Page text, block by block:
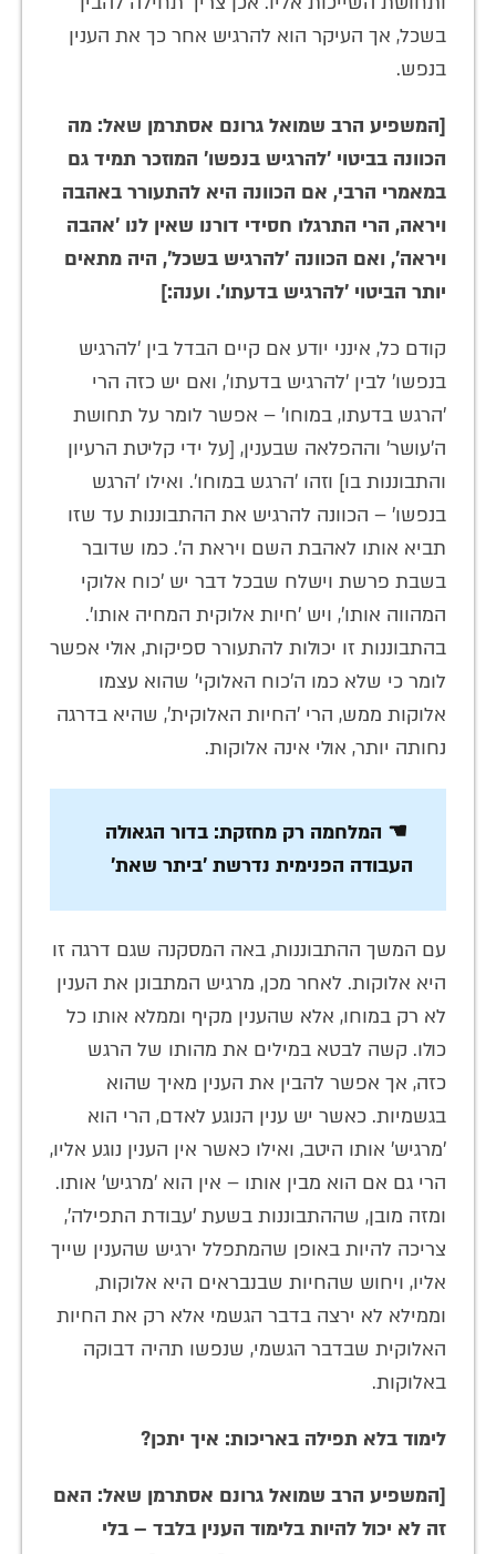
בשכל, אך העיקר הוא להרגיש אחר כך את הענין
בנפש.
[המשפיע הרב שמואל גרונם אסתרמן שאל: מה
הכוונה בביטוי 'להרגיש בנפשו' המוזכר תמיד גם
במאמרי הרבי, אם הכוונה היא להתעורר באהבה
ויראה, הרי התרגלו חסידי דורנו שאין לנו 'אהבה
ויראה', ואם הכוונה 'להרגיש בשכל', היה מתאים
יותר הביטוי 'להרגיש בדעתו'. וענה:]
קודם כל, אינני יודע אם קיים הבדל בין 'להרגיש
בנפשו' לבין 'להרגיש בדעתו', ואם יש כזה הרי
'הרגש בדעתו, במוחו' – אפשר לומר על תחושת
ה'עושר' וההפלאה שבענין, [על ידי קליטת הרעיון
והתבוננות בו] וזהו 'הרגש במוחו'. ואילו 'הרגש
בנפשו' – הכוונה להרגיש את ההתבוננות עד שזו
תביא אותו לאהבת השם ויראת ה'. כמו שדובר
בשבת פרשת וישלח שבכל דבר יש 'כוח אלוקי
המהווה אותו', ויש 'חיות אלוקית המחיה אותו'.
בהתבוננות זו יכולות להתעורר ספיקות, אולי אפשר
לומר כי שלא כמו ה'כוח האלוקי' שהוא עצמו
אלוקות ממש, הרי 'החיות האלוקית', שהיא בדרגה
נחותה יותר, אולי אינה אלוקות.
☚ המלחמה רק מחזקת: בדור הגאולה
העבודה הפנימית נדרשת 'ביתר שאת'
עם המשך ההתבוננות, באה המסקנה שגם דרגה זו
היא אלוקות. לאחר מכן, מרגיש המתבונן את הענין
לא רק במוחו, אלא שהענין מקיף וממלא אותו כל
כולו. קשה לבטא במילים את מהותו של הרגש
כזה, אך אפשר להבין את הענין מאיך שהוא
בגשמיות. כאשר יש ענין הנוגע לאדם, הרי הוא
'מרגיש' אותו היטב, ואילו כאשר אין הענין נוגע אליו,
הרי גם אם הוא מבין אותו – אין הוא 'מרגיש' אותו.
ומזה מובן, שההתבוננות בשעת 'עבודת התפילה',
צריכה להיות באופן שהמתפלל ירגיש שהענין שייך
אליו, ויחוש שהחיות שבנבראים היא אלוקות,
וממילא לא ירצה בדבר הגשמי אלא רק את החיות
האלוקית שבדבר הגשמי, שנפשו תהיה דבוקה
באלוקות.
לימוד בלא תפילה באריכות: איך יתכן?
[המשפיע הרב שמואל גרונם אסתרמן שאל: האם
זה לא יכול להיות בלימוד הענין בלבד – בלי